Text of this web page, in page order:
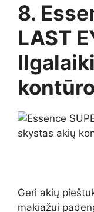
8.
LAST
Geri akių
makiažui